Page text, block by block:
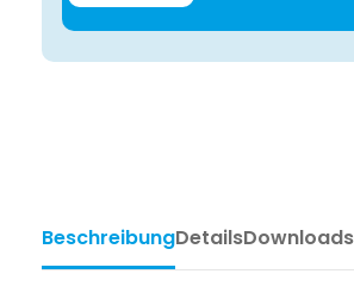
BeschreibungDetailsDownloads